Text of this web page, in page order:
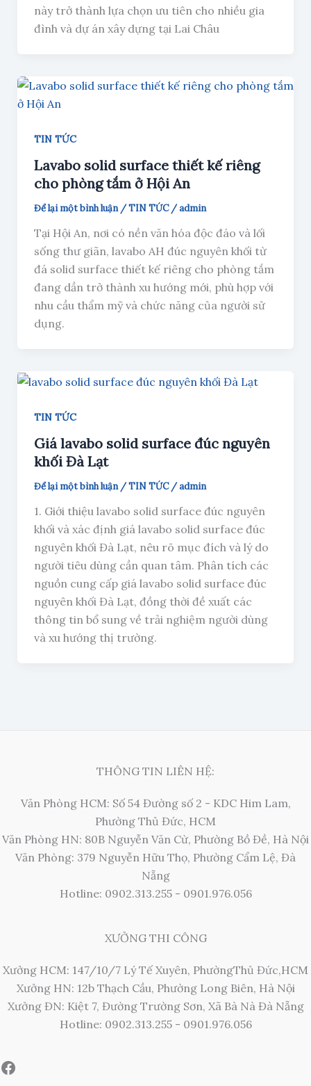
này trở thành lựa chọn ưu tiên cho nhiều gia
đình và dự án xây dựng tại Lai Châu
TIN TỨC
Lavabo solid surface thiết kế riêng
cho phòng tắm ở Hội An
Để lại một bình luận /TIN TỨC/admin
Tại Hội An, nơi có nền văn hóa độc đáo và lối
sống thư giãn, lavabo AH đúc nguyên khối từ
đá solid surface thiết kế riêng cho phòng tắm
đang dần trở thành xu hướng mới, phù hợp với
nhu cầu thẩm mỹ và chức năng của người sử
dụng.
TIN TỨC
Giá lavabo solid surface đúc nguyên
khối Đà Lạt
Để lại một bình luận /TIN TỨC/admin
1. Giới thiệu lavabo solid surface đúc nguyên
khối và xác định giá lavabo solid surface đúc
nguyên khối Đà Lạt, nêu rõ mục đích và lý do
người tiêu dùng cần quan tâm. Phân tích các
nguồn cung cấp giá lavabo solid surface đúc
nguyên khối Đà Lạt, đồng thời đề xuất các
thông tin bổ sung về trải nghiệm người dùng
và xu hướng thị trường.
THÔNG TIN LIÊN HỆ:
Văn Phòng HCM: Số 54 Đường số 2 - KDC Him Lam,
Phường Thủ Đức, HCM
Văn Phòng HN: 80B Nguyễn Văn Cừ, Phường Bồ Đề, Hà Nội
Văn Phòng: 379 Nguyễn Hữu Thọ, Phường Cẩm Lệ, Đà
Nẵng
Hotline: 0902.313.255 - 0901.976.056
XƯỞNG THI CÔNG
Xưởng HCM: 147/10/7 Lý Tế Xuyên, PhườngThủ Đức,HCM
Xưởng HN: 12b Thạch Cầu, Phường Long Biên, Hà Nội
Xưởng ĐN: Kiệt 7, Đường Trường Sơn, Xã Bà Nà Đà Nẵng
Hotline: 0902.313.255 - 0901.976.056